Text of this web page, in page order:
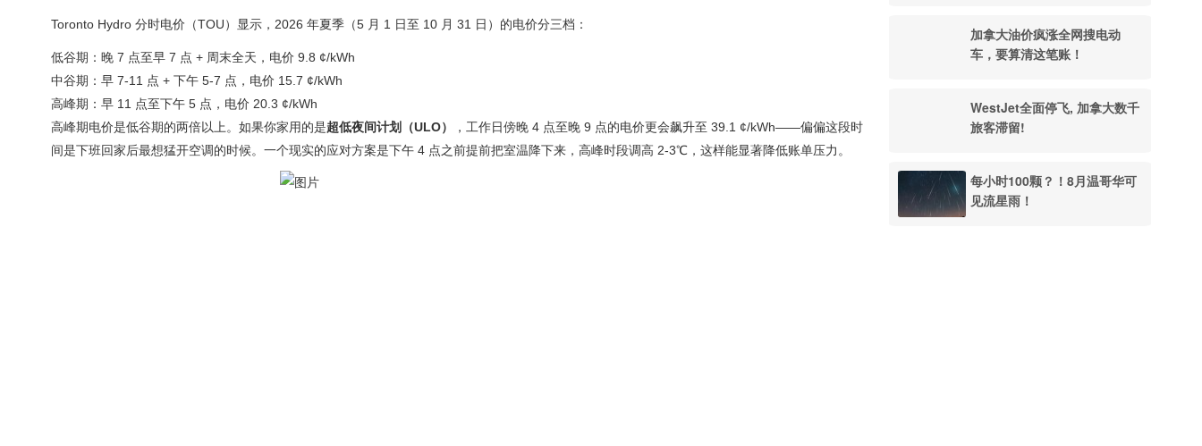
Toronto Hydro 分时电价（TOU）显示，2026 年夏季（5 月 1 日至 10 月 31 日）的电价分三档：
低谷期：晚 7 点至早 7 点 + 周末全天，电价 9.8 ¢/kWh
中谷期：早 7-11 点 + 下午 5-7 点，电价 15.7 ¢/kWh
高峰期：早 11 点至下午 5 点，电价 20.3 ¢/kWh
高峰期电价是低谷期的两倍以上。如果你家用的是超低夜间计划（ULO）
，工作日傍晚 4 点至晚 9 点的电价更会飙升至 39.1 ¢/kWh——偏偏这段时
间是下班回家后最想猛开空调的时候。一个现实的应对方案是下午 4 点之前提前把室温降下来，高峰时段调高 2-3℃，这样能显著降低账单压力。
加拿大油价疯涨全网搜电动
车，要算清这笔账！
WestJet全面停飞, 加拿大数千
旅客滞留!
每小时100颗？！8月温哥华可
见流星雨！